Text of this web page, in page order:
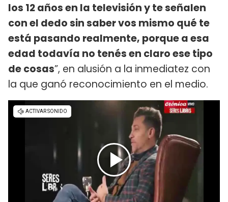
los 12 años en la televisión y te señalen
con el dedo sin saber vos mismo qué te
está pasando realmente, porque a esa
edad todavía no tenés en claro ese tipo
de cosas”, en alusión a la inmediatez con
la que ganó reconocimiento en el medio.